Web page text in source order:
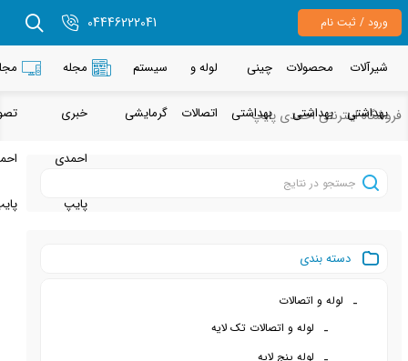
چینی
بهداشتی
لوله و
اتصالات
سیستم
گرمایشی
مجله
خبری
مجله
تصویری
احمدی
پایپ
احمدی پایپ
بندی
و اتصالات
لوله و اتصالات تک لایه